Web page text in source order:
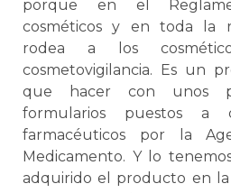
porque en el
cosméticos y en toda la
rodea a los
cosmetovigilancia. Es un
que hacer con unos
formularios puestos a
farmacéuticos por la
Medicamento. Y lo
adquirido el producto en la